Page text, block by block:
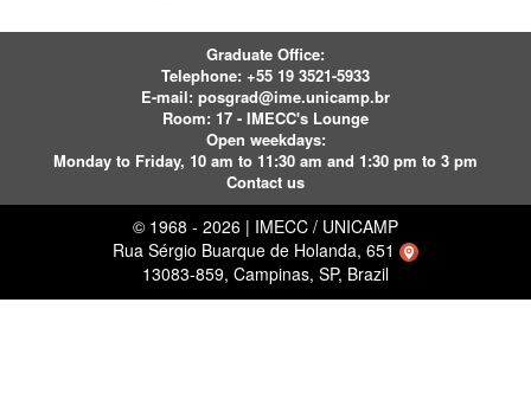
Graduate Office:
Telephone: +55 19 3521-5933
E-mail: posgrad@ime.unicamp.br
Room: 17 - IMECC's Lounge
Open weekdays:
Monday to Friday, 10 am to 11:30 am and 1:30 pm to 3 pm
Contact us
© 1968 - 2026 | IMECC / UNICAMP
Rua Sérgio Buarque de Holanda, 651
13083-859, Campinas, SP, Brazil